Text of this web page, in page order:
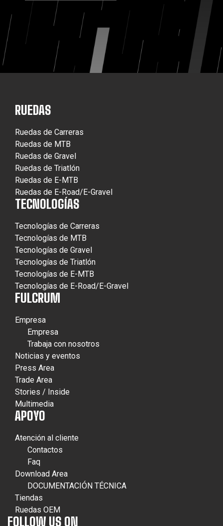
RUEDAS
Ruedas de Carreras
Ruedas de MTB
Ruedas de Gravel
Ruedas de Triatlón
Ruedas de E-MTB
Ruedas de E-Road/E-Gravel
TECNOLOGÍAS
Tecnologías de Carreras
Tecnologías de MTB
Tecnologías de Gravel
Tecnologías de Triatlón
Tecnologías de E-MTB
Tecnologías de E-Road/E-Gravel
FULCRUM
Empresa
Empresa
Trabaja con nosotros
Noticias y eventos
Press Area
Trade Area
Stories / Inside
Multimedia
APOYO
Atención al cliente
Contactos
Faq
Download Area
DOCUMENTACIÓN TÉCNICA
Tiendas
Ruedas OEM
FOLLOW US ON